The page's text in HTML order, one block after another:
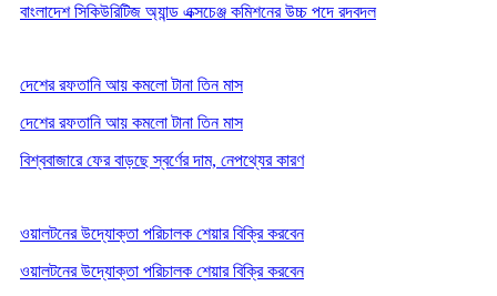
বাংলাদেশ সিকিউরিটিজ অ্যান্ড এক্সচেঞ্জ কমিশনের উচ্চ পদে রদবদল
দেশের রফতানি আয় কমলো টানা তিন মাস
দেশের রফতানি আয় কমলো টানা তিন মাস
বিশ্ববাজারে ফের বাড়ছে স্বর্ণের দাম, নেপথ্যের কারণ
ওয়ালটনের উদ্যোক্তা পরিচালক শেয়ার বিক্রি করবেন
ওয়ালটনের উদ্যোক্তা পরিচালক শেয়ার বিক্রি করবেন